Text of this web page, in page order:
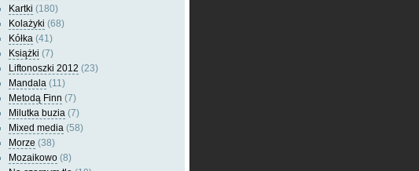
Kartki (180)
Kolażyki (68)
Kółka (41)
Książki (7)
Liftonoszki 2012 (23)
Mandala (11)
Metodą Finn (7)
Milutka buzia (7)
Mixed media (58)
Morze (38)
Mozaikowo (8)